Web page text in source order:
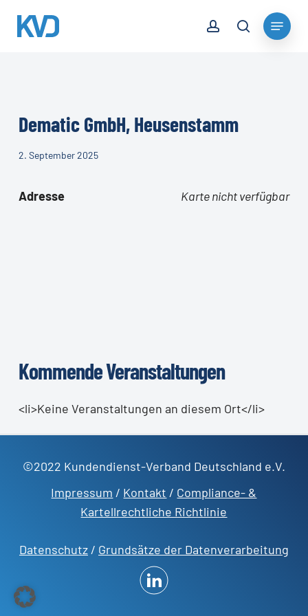
search
Menu
Dematic GmbH, Heusenstamm
2. September 2025
Karte nicht verfügbar
Adresse
Kommende Veranstaltungen
<li>Keine Veranstaltungen an diesem Ort</li>
©2022 Kundendienst-Verband Deutschland e.V.
Impressum / Kontakt / Compliance- &
Kartellrechtliche Richtlinie
Datenschutz/ Grundsätze der Datenverarbeitung
Close